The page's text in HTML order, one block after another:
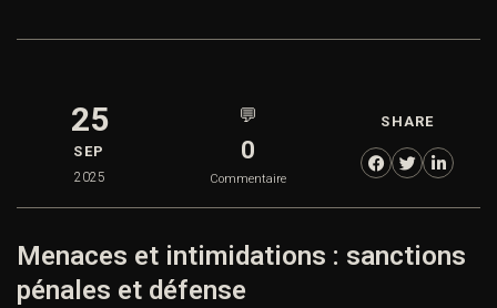
25
SEP
2025
💬
0
Commentaire
SHARE
Menaces et intimidations : sanctions
pénales et défense